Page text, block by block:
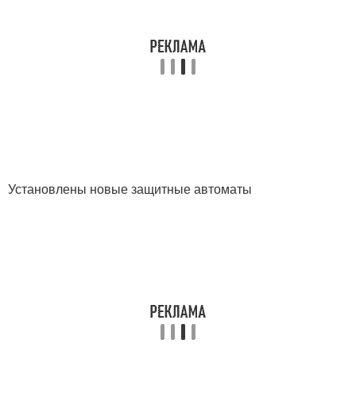
Установлены новые защитные автоматы